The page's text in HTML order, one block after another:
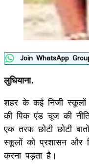
Join WhatsApp
लुधियाना.
शहर के कई निजी स्कूलों
की पिक एंड चूज की
एक तरफ छोटी छोटी
स्कूलों को प्रशासन और
करना पड़ता है।